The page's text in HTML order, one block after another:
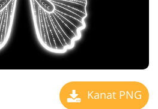
Kanat PNG